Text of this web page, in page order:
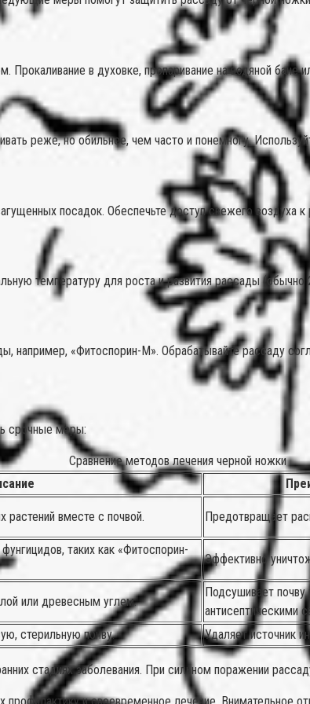
Прокаливание в духовке, пропаривание на водяной
реже, но обильнее, чем часто и понемногу.
посадок. Обеспечьте доступ свежего воздуха к
температуру для роста и развития рассады (обычно
например, «Фитоспорин-М». Обрабатывайте рассаду
срочные меры:
Сравнение методов лечения черной ножки
растений вместе с почвой. Предотвращает
таких как «Фитоспорин-
Эффективно
или древесным углем.
Подсушивает почву
антисептическими
стерильную почву. Удаляет источник
стадиях заболевания. При сильном поражении